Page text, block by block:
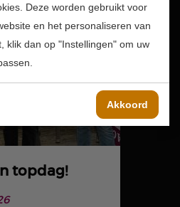
Deze worden gebruikt voor
en het personaliseren van
klik dan op "Instellingen" om uw
Akkoord
topdag!